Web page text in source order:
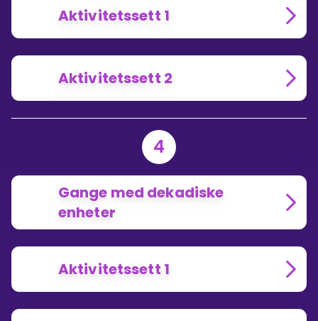
Aktivitetssett 1
Aktivitetssett 2
4
Gange med dekadiske
enheter
Aktivitetssett 1